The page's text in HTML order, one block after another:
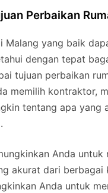
Perbaikan
Malang yang baik
dengan tepat
tujuan perbaikan
memilih kontraktor,
tentang apa yang
Anda untuk
akurat dari berbagai
Anda untuk